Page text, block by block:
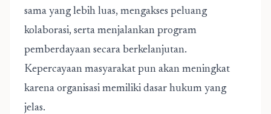
sama yang lebih luas, mengakses peluang
kolaborasi, serta menjalankan program
pemberdayaan secara berkelanjutan.
Kepercayaan masyarakat pun akan meningkat
karena organisasi memiliki dasar hukum yang
jelas.